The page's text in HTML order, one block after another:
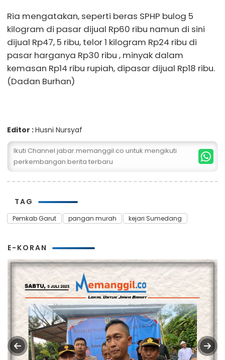
Ria mengatakan, seperti beras SPHP bulog 5
kilogram di pasar dijual Rp60 ribu namun di sini
dijual Rp47, 5 ribu, telor 1 kilogram Rp24 ribu di
pasar harganya Rp30 ribu , minyak dalam
kemasan Rp14 ribu rupiah, dipasar dijual Rp18 ribu.
(Dadan Burhan)
Editor :Husni Nursyaf
Ikuti Channel jabar.memanggil.co untuk mengikuti
perkembangan berita terbaru
TAG
Pemkab Garut pangan murah kejari Sumedang
E-KORAN